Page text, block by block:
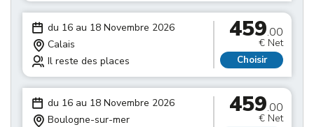
du 16 au 18 Novembre 2026
Calais
Il reste des places
459.00
€ Net
Choisir
du 16 au 18 Novembre 2026
Boulogne-sur-mer
459.00
€ Net